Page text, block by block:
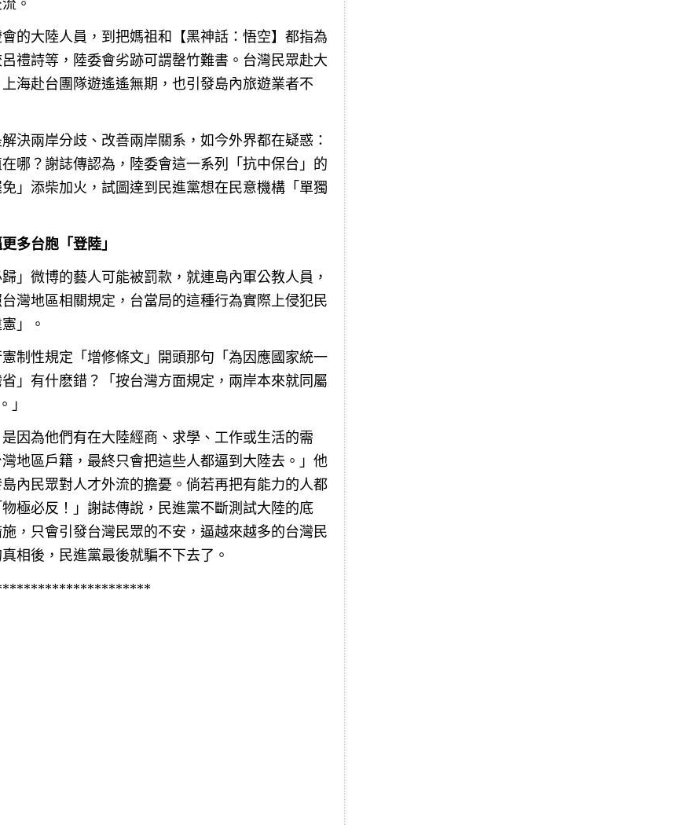
。
的大陸人員，到把媽祖和【黑神話：悟空】都指為
禮詩等，陸委會劣跡可謂罄竹難書。台灣民眾赴大
海赴台團隊遊遙遙無期，也引發島內旅遊業者不
決兩岸分歧、改善兩岸關系，如今外界都在疑惑：
哪？謝誌傳認為，陸委會這一系列「抗中保台」的
」添柴加火，試圖達到民進黨想在民意機構「單獨
多台胞「登陸」
」微博的藝人可能被罰款，就連島內軍公教人員，
灣地區相關規定，台當局的這種行為實際上侵犯民
」。
制性規定「增修條文」開頭那句「為因應國家統一
」有什麽錯？「按台灣方面規定，兩岸本來就同屬
」
因為他們有在大陸經商、求學、工作或生活的需
地區戶籍，最終只會把這些人都逼到大陸去。」他
內民眾對人才外流的擔憂。倘若再把有能力的人都
極必反！」謝誌傳說，民進黨不斷測試大陸的底
，只會引發台灣民眾的不安，逼越來越多的台灣民
相後，民進黨最後就騙不下去了。